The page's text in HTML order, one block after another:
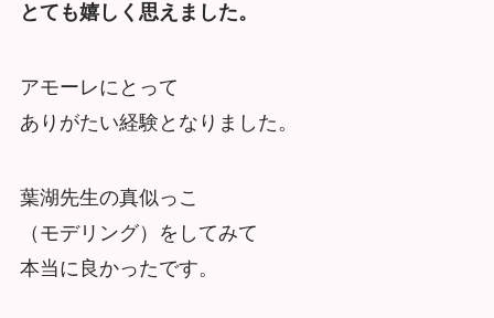
とても嬉しく思えました。
アモーレにとって
ありがたい経験となりました。
葉湖先生の真似っこ
（モデリング）をしてみて
本当に良かったです。